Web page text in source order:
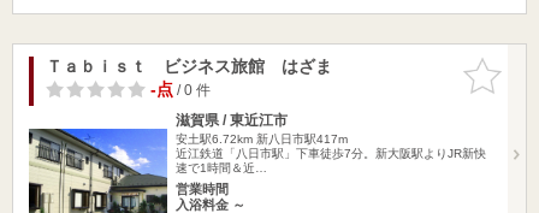
お気に入
りに追加
Ｔａｂｉｓｔ ビジネス旅館 はざま
-点/ 0 件
滋賀県 / 東近江市
安土駅6.72km 新八日市駅417m
近江鉄道「八日市駅」下車徒歩7分。新大阪駅よりJR新快
速で1時間＆近…
営業時間
入浴料金 ～